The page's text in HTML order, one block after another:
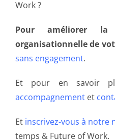
Work ?
Pour améliorer
organisationnelle de
sans engagement.
Et pour en savoir
accompagnement et
Et inscrivez-vous à notre
temps & Future of Work.